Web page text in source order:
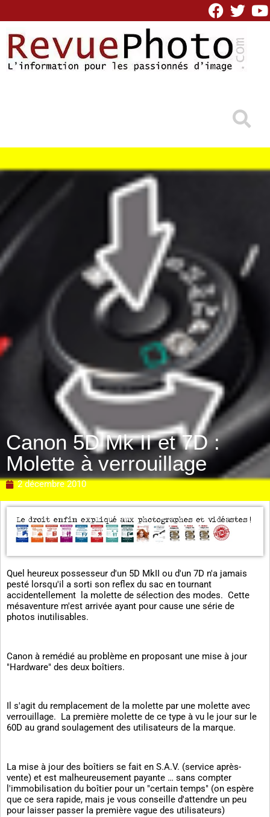
Canon 5D Mk II et 7D :
Molette à verrouillage
2 décembre 2010
Quel heureux possesseur d'un 5D MkII ou d'un 7D n'a jamais
pesté lorsqu'il a sorti son reflex du sac en tournant
accidentellement la molette de sélection des modes. Cette
mésaventure m'est arrivée ayant pour cause une série de
photos inutilisables.
Canon à remédié au problème en proposant une mise à jour
"Hardware" des deux boîtiers.
Il s'agit du remplacement de la molette par une molette avec
verrouillage. La première molette de ce type à vu le jour sur le
60D au grand soulagement des utilisateurs de la marque.
La mise à jour des boîtiers se fait en S.A.V. (service après-
vente) et est malheureusement payante … sans compter
l'immobilisation du boîtier pour un "certain temps" (on espère
que ce sera rapide, mais je vous conseille d'attendre un peu
pour laisser passer la première vague des utilisateurs)